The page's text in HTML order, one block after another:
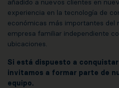
añadido a nuevos clientes en
experiencia en la tecnología de
económicas más importantes del
empresa familiar independiente
ubicaciones.
Si está dispuesto a
invitamos a formar parte de
equipo.